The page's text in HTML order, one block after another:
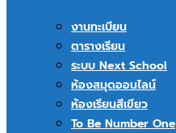
งานทะเบียน
ตารางเรียน
ระบบ Next School
ห้องสมุดออนไลน์
ห้องเรียนสีเขียว
To Be Number One